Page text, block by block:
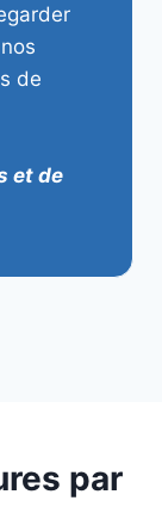
de
et de
par